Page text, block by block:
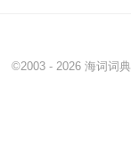
©2003 - 2026 海词词典